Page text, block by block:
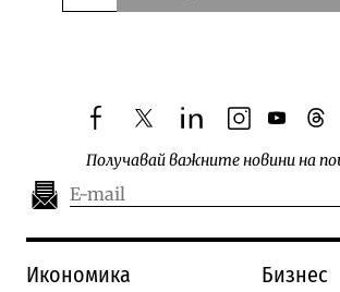
Следваща новина
facebooktwitterlinkedininstagram
youtube
Получавай важните новини на
Икономика
Бизнес